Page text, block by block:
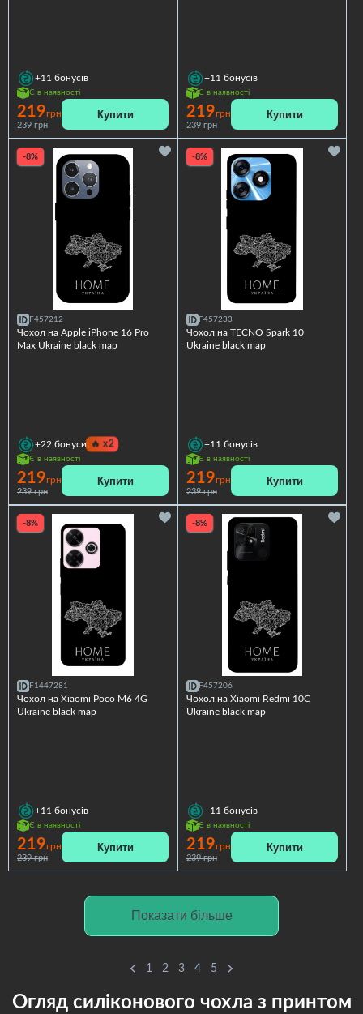
+11 бонусів
Є в наявності
219грн
239 грн
Купити
+11 бонусів
Є в наявності
219грн
239 грн
Купити
-8%
F457212
Чохол на Apple iPhone 16 Pro
Max Ukraine black map
+22 бонуси 🔥x2
Є в наявності
219грн
239 грн
Купити
-8%
F457233
Чохол на TECNO Spark 10
Ukraine black map
+11 бонусів
Є в наявності
219грн
239 грн
Купити
-8%
F1447281
Чохол на Xiaomi Poco M6 4G
Ukraine black map
+11 бонусів
Є в наявності
219грн
239 грн
Купити
-8%
F457206
Чохол на Xiaomi Redmi 10C
Ukraine black map
+11 бонусів
Є в наявності
219грн
239 грн
Купити
Показати більше
1 2 3 4 5
Огляд силіконового чохла з принтом